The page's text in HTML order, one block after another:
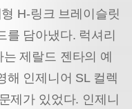
H-링크 브레이슬릿
를 담아냈다. 럭셔리
제랄드 젠타의 예
해 인제니어 SL 컬렉
제가 있었다. 인제니